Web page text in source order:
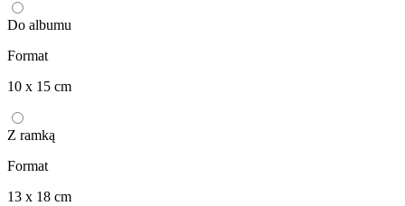
Do albumu
Format
10 x 15 cm
Z ramką
Format
13 x 18 cm